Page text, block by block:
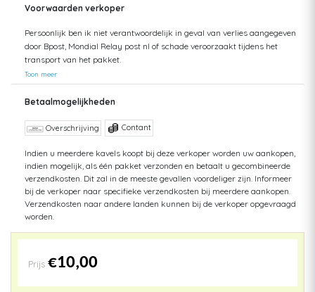
Voorwaarden verkoper
Persoonlijk ben ik niet verantwoordelijk in geval van verlies aangegeven
door Bpost, Mondial Relay post nl of schade veroorzaakt tijdens het
transport van het pakket.
Toon meer
Betaalmogelijkheden
Overschrijving Contant
Indien u meerdere kavels koopt bij deze verkoper worden uw aankopen,
indien mogelijk, als één pakket verzonden en betaalt u gecombineerde
verzendkosten. Dit zal in de meeste gevallen voordeliger zijn. Informeer
bij de verkoper naar specifieke verzendkosten bij meerdere aankopen.
Verzendkosten naar andere landen kunnen bij de verkoper opgevraagd
worden.
Prijs €10,00